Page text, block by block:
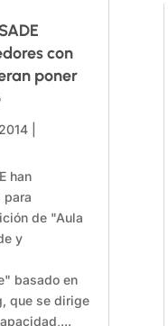
con
poner
han
para
de "Aula
y
basado en
que se dirige